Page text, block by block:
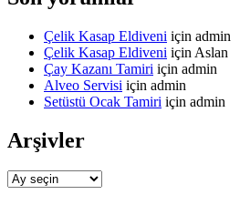
Çelik Kasap Eldiveni için admin
Çelik Kasap Eldiveni için Aslan
Çay Kazanı Tamiri için admin
Alveo Servisi için admin
Setüstü Ocak Tamiri için admin
Arşivler
Arşivler